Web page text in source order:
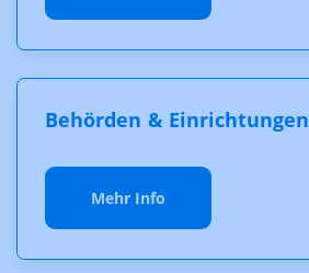
Behörden & Einrichtungen
Mehr Info